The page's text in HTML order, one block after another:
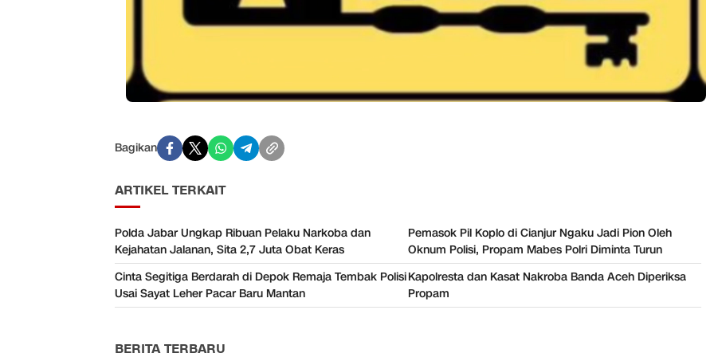
Bagikan
ARTIKEL TERKAIT
Polda Jabar Ungkap Ribuan Pelaku Narkoba dan
Kejahatan Jalanan, Sita 2,7 Juta Obat Keras
Pemasok Pil Koplo di Cianjur Ngaku Jadi Pion Oleh
Oknum Polisi, Propam Mabes Polri Diminta Turun
Cinta Segitiga Berdarah di Depok Remaja Tembak Polisi
Usai Sayat Leher Pacar Baru Mantan
Kapolresta dan Kasat Nakroba Banda Aceh Diperiksa
Propam
BERITA TERBARU